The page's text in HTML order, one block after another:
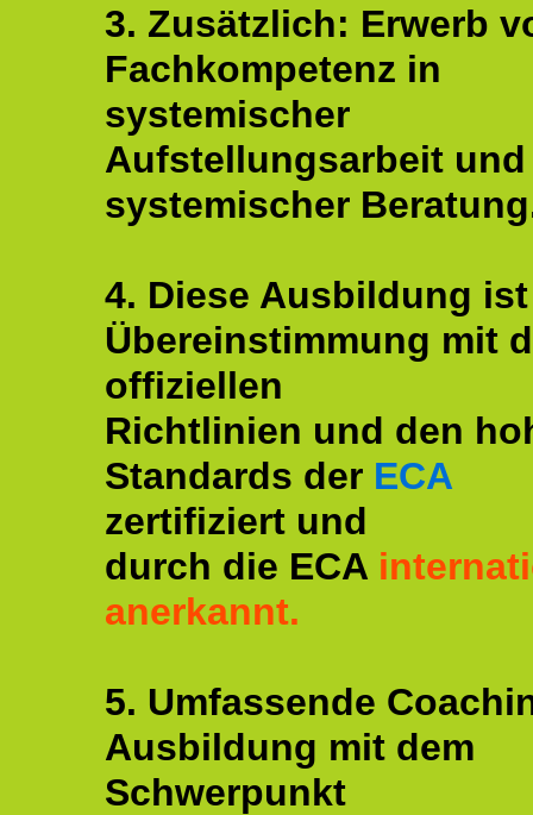
3. Zusätzlich: Erwerb
Fachkompetenz in
systemischer
Aufstellungsarbeit und
systemischer
4. Diese Ausbildung
Übereinstimmung mit
offiziellen
Richtlinien und den
Standards der ECA
zertifiziert und
durch die ECA
anerkannt.
5. Umfassende
Ausbildung mit dem
Schwerpunkt